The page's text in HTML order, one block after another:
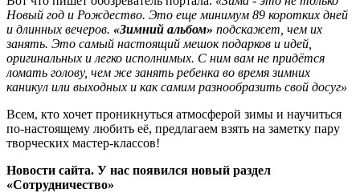
Новый год и Рождество. Это еще минимум 89 коротких дней
и длинных вечеров. «Зимний альбом» подскажет, чем их
занять. Это самый настоящий мешок подарков и идей,
оригинальных и легко исполнимых. С ним вам не придётся
ломать голову, чем же занять ребенка во время зимних
каникул или выходных и как самим разнообразить свой досуг»
Всем, кто хочет проникнуться атмосферой зимы и научиться
по-настоящему любить её, предлагаем взять на заметку пару
творческих мастер-классов!
Новости сайта. У нас появился новый раздел
«Сотрудничество»